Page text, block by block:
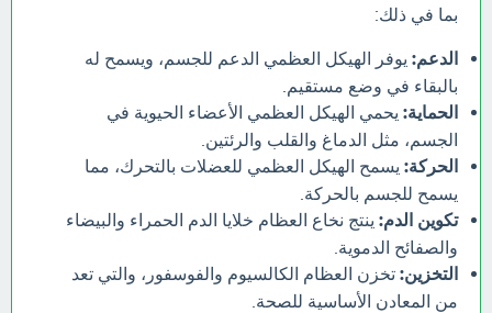
بما في ذلك:
الدعم: يوفر الهيكل العظمي الدعم للجسم، ويسمح له
بالبقاء في وضع مستقيم.
الحماية: يحمي الهيكل العظمي الأعضاء الحيوية في
الجسم، مثل الدماغ والقلب والرئتين.
الحركة: يسمح الهيكل العظمي للعضلات بالتحرك، مما
يسمح للجسم بالحركة.
تكوين الدم: ينتج نخاع العظام خلايا الدم الحمراء والبيضاء
والصفائح الدموية.
التخزين: تخزن العظام الكالسيوم والفوسفور، والتي تعد
من المعادن الأساسية للصحة.